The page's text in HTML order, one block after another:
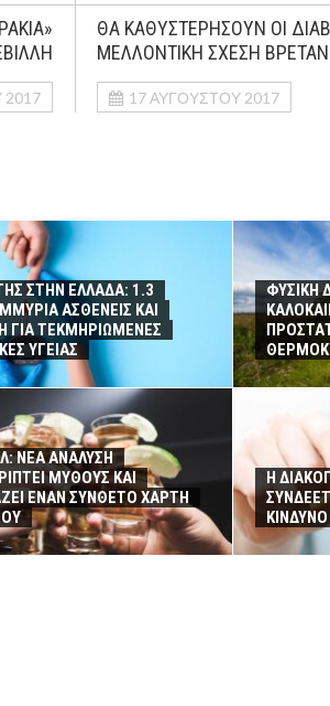
ΘΑ ΚΑΘΥΣΤΕΡΗΣΟΥΝ ΟΙ
ΜΕΛΛΟΝΤΙΚΗ ΣΧΕΣΗ
17 ΑΥΓΟΎΣΤΟΥ 2017
ΣΤΗΝ ΕΛΛΑΔΑ: 1.3
ΑΣΘΕΝΕΙΣ ΚΑΙ
ΓΙΑ ΤΕΚΜΗΡΙΩΜΕΝΕΣ
ΥΓΕΙΑΣ
ΦΥΣΙΚΗ
ΝΕΑ ΑΝΑΛΥΣΗ
ΜΥΘΟΥΣ ΚΑΙ
ΕΝΑΝ ΣΥΝΘΕΤΟ ΧΑΡΤΗ
Η